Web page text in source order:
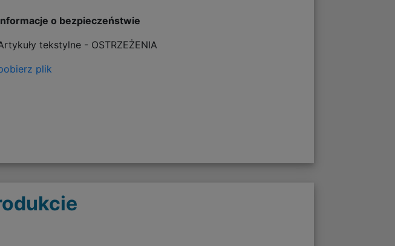
o bezpieczeństwie
tekstylne - OSTRZEŻENIA
plik